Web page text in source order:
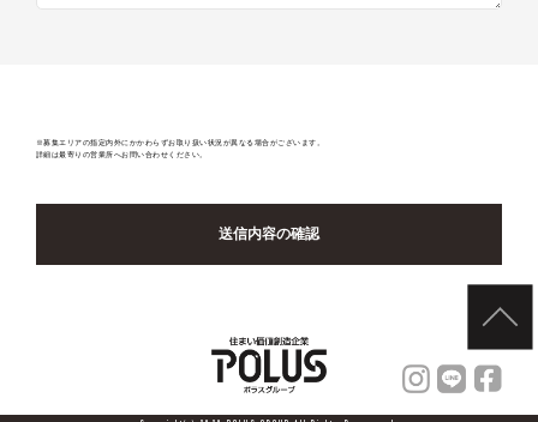
※募集エリアの指定内外にかかわらずお取り扱い状況が異なる場合がございます。
詳細は最寄りの営業所へお問い合わせください。
送信内容の確認